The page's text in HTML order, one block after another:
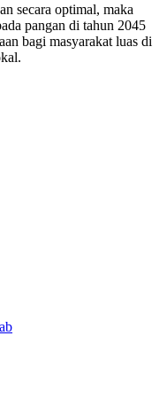
secara optimal, maka
pangan di tahun 2045
bagi masyarakat luas di